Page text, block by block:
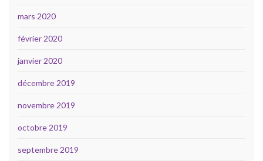
mars 2020
février 2020
janvier 2020
décembre 2019
novembre 2019
octobre 2019
septembre 2019